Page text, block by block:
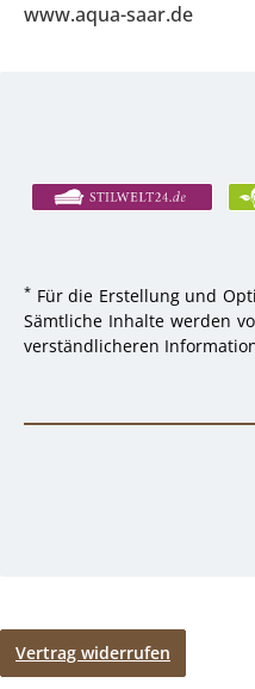
www.aqua-saar.de
* Für die Erstellung und
Sämtliche Inhalte werden
verständlicheren
Vertrag widerrufen